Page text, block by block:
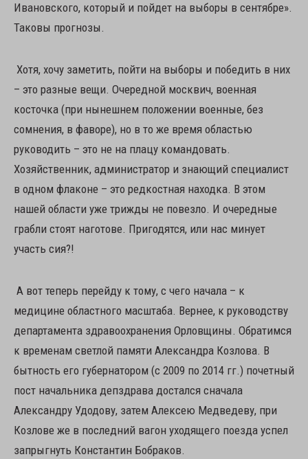
Ивановского, который и пойдет на выборы в сентябре».
Таковы прогнозы.
Хотя, хочу заметить, пойти на выборы и победить в них
– это разные вещи. Очередной москвич, военная
косточка (при нынешнем положении военные, без
сомнения, в фаворе), но в то же время областью
руководить – это не на плацу командовать.
Хозяйственник, администратор и знающий специалист
в одном флаконе – это редкостная находка. В этом
нашей области уже трижды не повезло. И очередные
грабли стоят наготове. Пригодятся, или нас минует
участь сия?!
А вот теперь перейду к тому, с чего начала – к
медицине областного масштаба. Вернее, к руководству
департамента здравоохранения Орловщины. Обратимся
к временам светлой памяти Александра Козлова. В
бытность его губернатором (с 2009 по 2014 гг.) почетный
пост начальника депздрава достался сначала
Александру Удодову, затем Алексею Медведеву, при
Козлове же в последний вагон уходящего поезда успел
запрыгнуть Константин Бобраков.